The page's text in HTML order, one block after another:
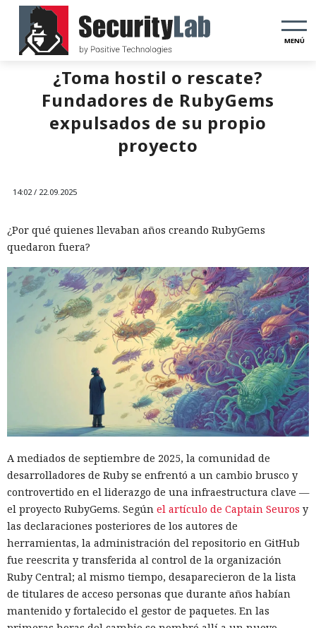
MENÚ
¿Toma hostil o rescate?
Fundadores de RubyGems
expulsados de su propio
proyecto
14:02 / 22.09.2025
¿Por qué quienes llevaban años creando RubyGems
quedaron fuera?
A mediados de septiembre de 2025, la comunidad de
desarrolladores de Ruby se enfrentó a un cambio brusco y
controvertido en el liderazgo de una infraestructura clave —
el proyecto RubyGems. Según el artículo de Captain Seuros y
las declaraciones posteriores de los autores de
herramientas, la administración del repositorio en GitHub
fue reescrita y transferida al control de la organización
Ruby Central; al mismo tiempo, desaparecieron de la lista
de titulares de acceso personas que durante años habían
mantenido y fortalecido el gestor de paquetes. En las